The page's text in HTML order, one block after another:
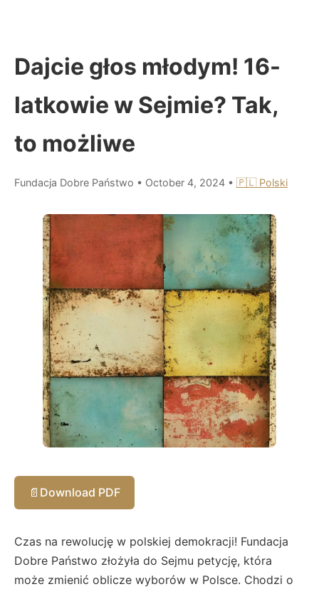
Dajcie głos młodym! 16-
latkowie w Sejmie? Tak,
to możliwe
Fundacja Dobre Państwo • October 4, 2024 • 🇵🇱 Polski
📄 Download PDF
Czas na rewolucję w polskiej demokracji! Fundacja
Dobre Państwo złożyła do Sejmu petycję, która
może zmienić oblicze wyborów w Polsce. Chodzi o